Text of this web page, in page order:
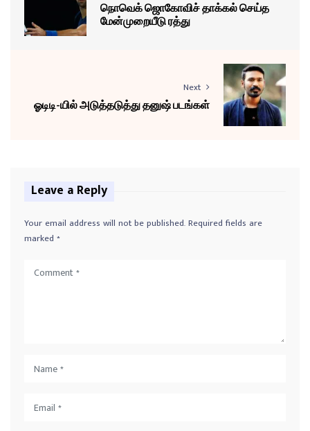
நொவெக் ஜொகோவிச் தாக்கல் செய்த
மேன்முறையீடு ரத்து
Next
ஓடிடி-யில் அடுத்தடுத்து தனுஷ் படங்கள்
Leave a Reply
Your email address will not be published.Required fields are
marked *